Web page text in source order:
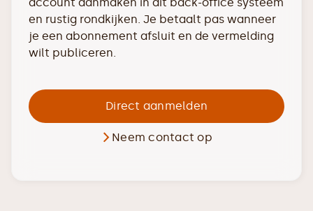
en rustig rondkijken. Je betaalt pas wanneer
je een abonnement afsluit en de vermelding
wilt publiceren.
Direct aanmelden
Neem contact op